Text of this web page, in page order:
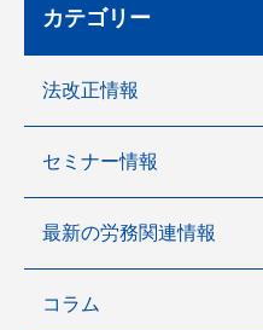
カテゴリー
法改正情報
セミナー情報
最新の労務関連情報
コラム